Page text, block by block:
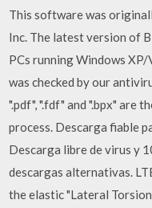
This software was
Inc. The latest version of
PCs running Windows
was checked by our
".pdf", ".fdf" and ".bpx" are
process. Descarga fiable
Descarga libre de virus y
descargas alternativas.
the elastic "Lateral